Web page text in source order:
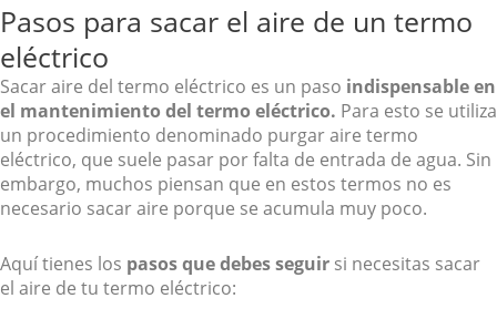
Pasos para sacar el aire de un termo
eléctrico
Sacar aire del termo eléctrico es un paso indispensable en
el mantenimiento del termo eléctrico. Para esto se utiliza
un procedimiento denominado purgar aire termo
eléctrico, que suele pasar por falta de entrada de agua. Sin
embargo, muchos piensan que en estos termos no es
necesario sacar aire porque se acumula muy poco.
Aquí tienes los pasos que debes seguir si necesitas sacar
el aire de tu termo eléctrico: